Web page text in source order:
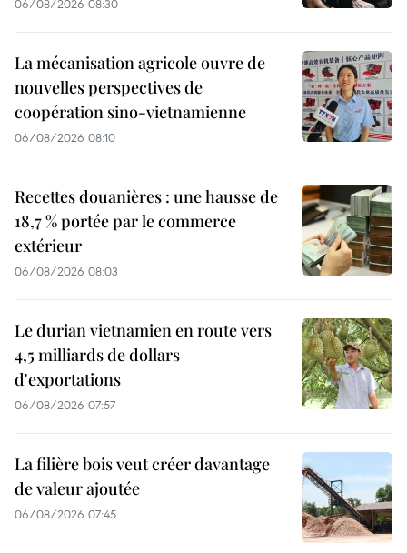
06/08/2026 08:30
La mécanisation agricole ouvre de
nouvelles perspectives de
coopération sino-vietnamienne
06/08/2026 08:10
Recettes douanières : une hausse de
18,7 % portée par le commerce
extérieur
06/08/2026 08:03
Le durian vietnamien en route vers
4,5 milliards de dollars
d'exportations
06/08/2026 07:57
La filière bois veut créer davantage
de valeur ajoutée
06/08/2026 07:45